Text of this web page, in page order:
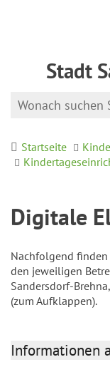
Stadt
Startseite
Digitale
Nachfolgend
den jeweiligen
Sandersdorf-
(zum Aufklappen).
Informationen